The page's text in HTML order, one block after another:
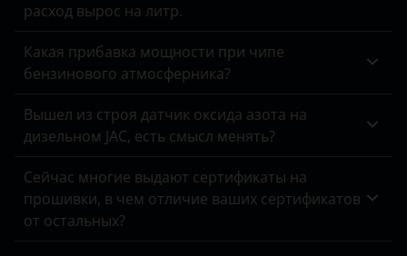
Tank
Toyota
Volkswagen
Volvo
Zotye
ZX
Datsun
Dodge
EXEED
Fiat
E-класс
E-класс AMG
G-класс
GL-класс
GLA-класс
расход вырос на литр.
Какая прибавка мощности при чипе
бензинового атмосферника?
Вышел из строя датчик оксида азота на
дизельном JAC, есть смысл менять?
Сейчас многие выдают сертификаты на
прошивки, в чем отличие ваших сертификатов
от остальных?